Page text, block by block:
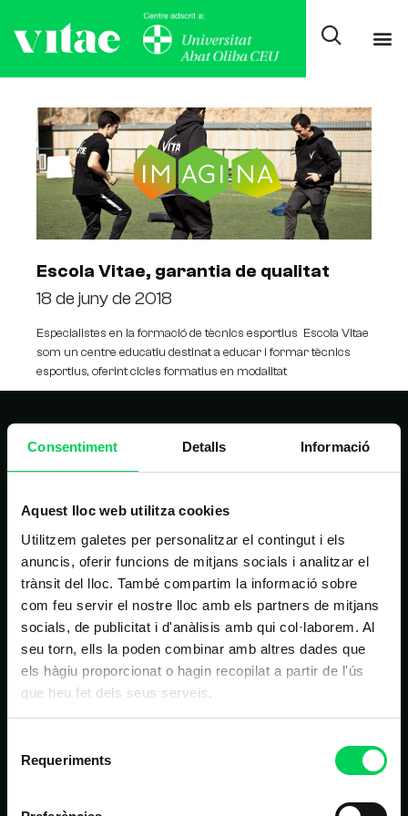
Consentiment Detalls Informació
Aquest lloc web utilitza cookies
Utilitzem galetes per personalitzar el contingut i els
anuncis, oferir funcions de mitjans socials i analitzar el
trànsit del lloc. També compartim la informació sobre
com feu servir el nostre lloc amb els partners de mitjans
socials, de publicitat i d'anàlisis amb qui col·laborem. Al
seu torn, ells la poden combinar amb altres dades que
els hàgiu proporcionat o hagin recopilat a partir de l'ús
que heu fet dels seus serveis.
Requeriments
Escola Vitae, garantia de qualitat
18 de juny de 2018
Especialistes en la formació de tècnics esportius Escola Vitae
som un centre educatiu destinat a educar i formar tècnics
esportius, oferint cicles formatius en modalitat
NAVEGACIÓ PRINCIPAL
Estudis
Nosaltres
Alumnes
Noticies